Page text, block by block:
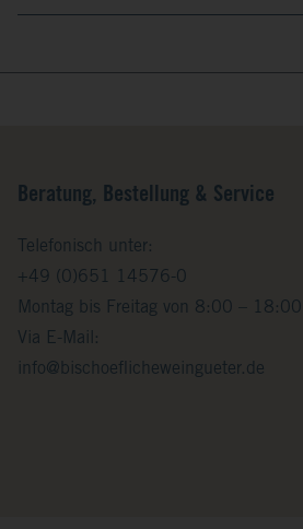
Beratung, Bestellung & Service
Telefonisch unter:
+49 (0)651 14576-0
Montag bis Freitag von 8:00 –
Via E-Mail:
info@bischoeflicheweingueter.de